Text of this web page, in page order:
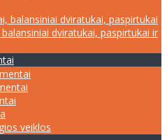
balansiniai dviratukai, paspirtukai
dviratukai, paspirtukai ir
veiklos